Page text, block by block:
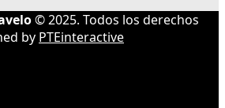
© 2025. Todos los derechos
by PTEinteractive